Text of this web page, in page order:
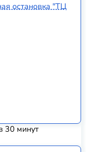
остановка "ТЦ
30 минут